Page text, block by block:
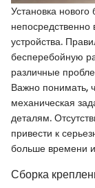
Установка нового
устройства.
бесперебойную
различные
Важно понимать,
механическая
деталям.
привести к
больше времени
Сборка